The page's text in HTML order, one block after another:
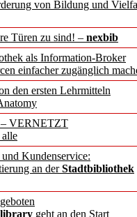
von Bildung und
Türen zu sind! – nexbib
als Information-Broker
einfacher zugänglich
den ersten Lehrmitteln
VERNETZT
Kundenservice:
an derStadtbibliothek
library geht an den Start
für
in
neu